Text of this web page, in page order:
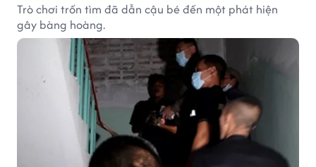
Trò chơi trốn tìm đã dẫn cậu bé đến một phát hiện
gây bàng hoàng.